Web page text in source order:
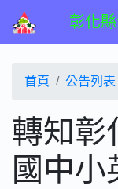
彰化
首頁 公告列表
轉知彰
國中小